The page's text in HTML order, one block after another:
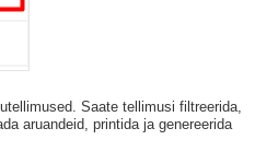
Saate tellimusi filtreerida,
aruandeid, printida ja genereerida